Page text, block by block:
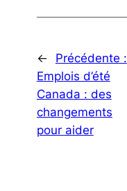
←
Précédente :
Emplois d’été
Canada : des
changements
pour aider